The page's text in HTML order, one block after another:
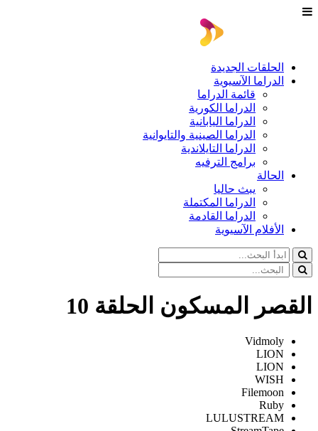
الحلقات الجديدة
الدراما الآسيوية
قائمة الدراما
الدراما الكورية
الدراما اليابانية
الدراما الصينية والتايوانية
الدراما التايلاندية
برامج الترفيه
الحالة
يبث حاليا
الدراما المكتملة
الدراما القادمة
الأفلام الآسيوية
القصر المسكون الحلقة 10
Vidmoly
LION
LION
WISH
Filemoon
Ruby
LULUSTREAM